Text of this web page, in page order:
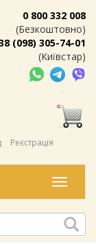
0 800 332 008
(Безкоштовно)
(098) 305-74-01
(Київстар)
Реєстрація
Меню